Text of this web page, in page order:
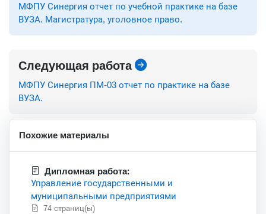
МФПУ Синергия отчет по учебной практике на базе
ВУЗА. Магистратура, уголовное право.
Следующая работа
МФПУ Синергия ПМ-03 отчет по практике на базе
ВУЗА.
Похожие материалы
Дипломная работа:
Управление государственными и
муниципальными предприятиями
74 страниц(ы)